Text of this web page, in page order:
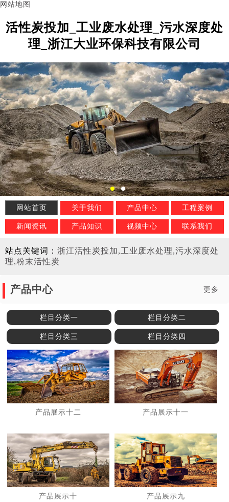
网站地图
活性炭投加_工业废水处理_污水深度处
理_浙江大业环保科技有限公司
网站首页 关于我们 产品中心 工程案例
新闻资讯 产品知识 视频中心 联系我们
站点关键词： 浙江活性炭投加,工业废水处理,污水深度处
理,粉末活性炭
产品中心 更多
栏目分类一 栏目分类二
栏目分类三 栏目分类四
产品展示十二 产品展示十一
产品展示十 产品展示九